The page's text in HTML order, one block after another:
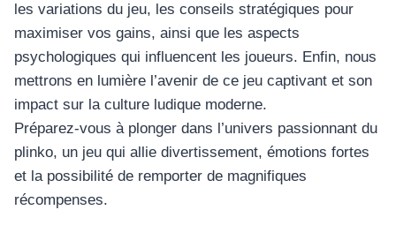
les variations du jeu, les conseils stratégiques pour
maximiser vos gains, ainsi que les aspects
psychologiques qui influencent les joueurs. Enfin, nous
mettrons en lumière l’avenir de ce jeu captivant et son
impact sur la culture ludique moderne.
Préparez-vous à plonger dans l’univers passionnant du
plinko, un jeu qui allie divertissement, émotions fortes
et la possibilité de remporter de magnifiques
récompenses.